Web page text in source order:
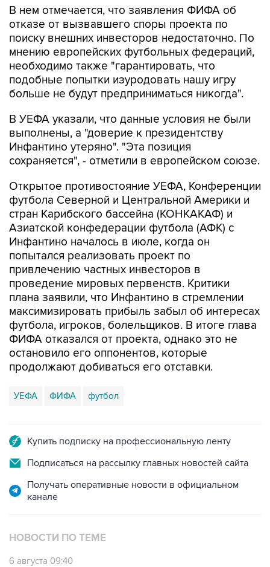
В нем отмечается, что заявления ФИФА об
отказе от вызвавшего споры проекта по
поиску внешних инвесторов недостаточно. По
мнению европейских футбольных федераций,
необходимо также "гарантировать, что
подобные попытки изуродовать нашу игру
больше не будут предприниматься никогда".
В УЕФА указали, что данные условия не были
выполнены, а "доверие к президентству
Инфантино утеряно". "Эта позиция
сохраняется", - отметили в европейском союзе.
Открытое противостояние УЕФА, Конференции
футбола Северной и Центральной Америки и
стран Карибского бассейна (КОНКАКАФ) и
Азиатской конфедерации футбола (АФК) с
Инфантино началось в июле, когда он
попытался реализовать проект по
привлечению частных инвесторов в
проведение мировых первенств. Критики
плана заявили, что Инфантино в стремлении
максимизировать прибыль забыл об интересах
футбола, игроков, болельщиков. В итоге глава
ФИФА отказался от проекта, однако это не
остановило его оппонентов, которые
продолжают добиваться его отставки.
УЕФА ФИФА футбол
Купить подписку на профессиональную ленту
Подписаться на рассылку главных новостей сайта
Получать оперативные новости в официальном
канале
НОВОСТИ ПО ТЕМЕ
6 августа 09:40